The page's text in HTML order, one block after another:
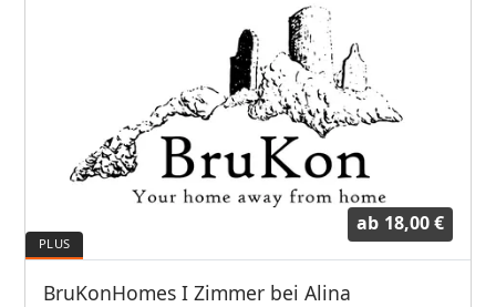
ab 18,00 €
BruKonHomes I Zimmer bei Alina